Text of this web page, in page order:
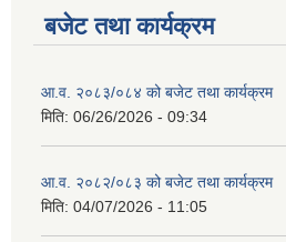
बजेट तथा कार्यक्रम
आ.व. २०८३/०८४ को बजेट तथा कार्यक्रम
मिति: 06/26/2026 - 09:34
आ.व. २०८२/०८३ को बजेट तथा कार्यक्रम
मिति: 04/07/2026 - 11:05